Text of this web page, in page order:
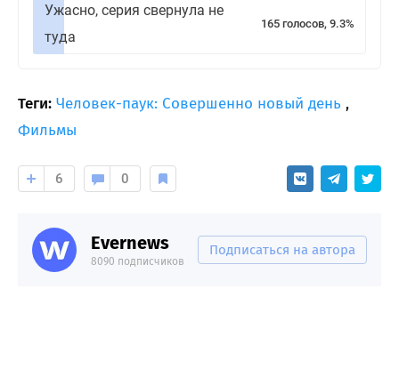
Ужасно, серия свернула не
туда
165 голосов, 9.3%
Теги: Человек-паук: Совершенно новый день ,
Фильмы
6 0
Evernews
8090 подписчиков
Подписаться на автора